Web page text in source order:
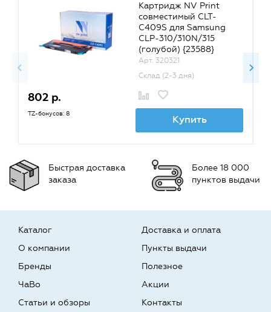
Картридж NV Print
совместимый CLT-
C409S для Samsung
CLP-310/310N/315
(голубой) {23588}
Арт. 320321
Склад (2-3 дня)
802 р.
TZ-бонусов: 8 Купить
Быстрая доставка
заказа
Более 18 000
пунктов выдачи
Каталог
О компании
Бренды
Доставка и оплата
Пункты выдачи
Полезное
ЧаВо
Статьи и обзоры
Акции
Контакты